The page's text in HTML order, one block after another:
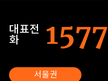
대표전
화